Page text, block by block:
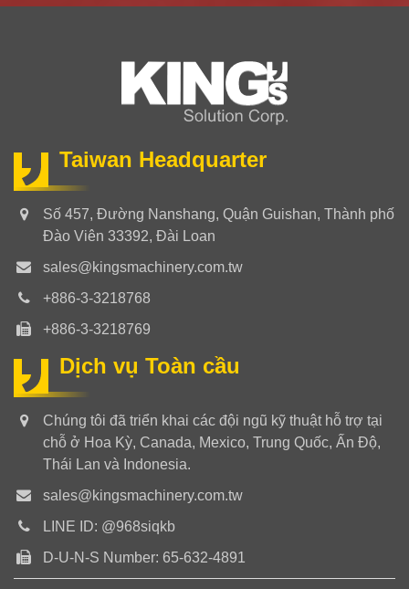
Taiwan Headquarter
Số 457, Đường Nanshang, Quận Guishan, Thành phố
Đào Viên 33392, Đài Loan
sales@kingsmachinery.com.tw
+886-3-3218768
+886-3-3218769
Dịch vụ Toàn cầu
Chúng tôi đã triển khai các đội ngũ kỹ thuật hỗ trợ tại
chỗ ở Hoa Kỳ, Canada, Mexico, Trung Quốc, Ấn Độ,
Thái Lan và Indonesia.
sales@kingsmachinery.com.tw
LINE ID: @968siqkb
D-U-N-S Number: 65-632-4891